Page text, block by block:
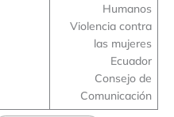
Humanos
Violencia contra
las mujeres
Ecuador
Consejo de
Comunicación